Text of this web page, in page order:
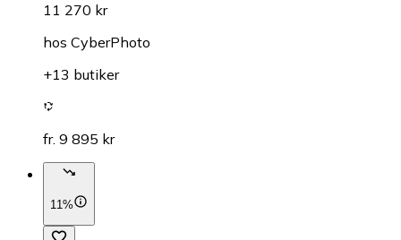
11 270 kr
hos CyberPhoto
+13 butiker
fr. 9 895 kr
11%